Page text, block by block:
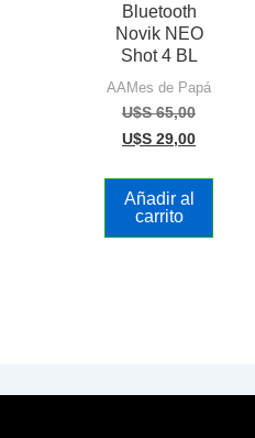
Bluetooth
Novik NEO
Shot 4 BL
AAMes de Papá
U$S65,00
U$S 29,00
Añadir al
carrito